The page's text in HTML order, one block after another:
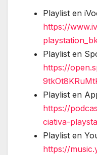
Playlist en
https://
Playlist en
https://
Playlist en
https://
ciativa-
Playlist en
https://